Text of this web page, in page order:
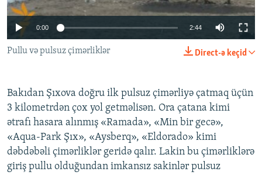
İNFOQRAFIKA
KARIKATURA
AZƏRBAYCAN ƏDƏBIYYATI KITABXANASI
İSLAM VƏ DEMOKRATIYA
İZ - MƏDƏNIYYƏT PROQRAMI
MISSIYAMIZ
PEŞƏ ETIKASI VƏ JURNALISTIKA STANDARTLARIMIZ
MATERIALLARIMIZDAN ISTIFADƏ
BIZIMLƏ ƏLAQƏ
XƏBƏR BÜLLETENLƏRIMIZ
0:00 2:44
Direct-ə keçid
Pullu və pulsuz çimərliklər
Bakıdan Şıxova doğru ilk pulsuz çimərliyə çatmaq üçün
3 kilometrdən çox yol getməlisən. Ora çatana kimi
ətrafı hasara alınmış «Ramada», «Min bir gecə»,
«Aqua-Park Şıx», «Aysberq», «Eldorado» kimi
dəbdəbəli çimərliklər geridə qalır. Lakin bu çimərliklərə
giriş pullu olduğundan imkansız sakinlər pulsuz